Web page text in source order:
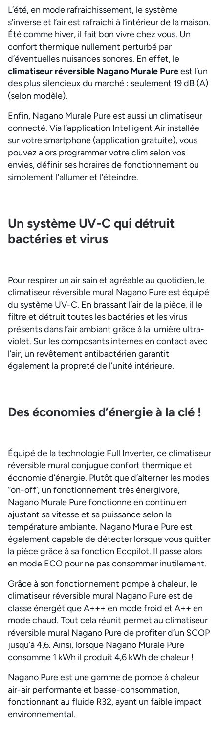
L’été, en mode rafraichissement, le système
s’inverse et l’air est rafraichi à l’intérieur de la maison.
Été comme hiver, il fait bon vivre chez vous. Un
confort thermique nullement perturbé par
d’éventuelles nuisances sonores. En effet, le
climatiseur réversible Nagano Murale Pureest l’un
des plus silencieux du marché : seulement 19 dB (A)
(selon modèle).
Enfin, Nagano Murale Pure est aussi un climatiseur
connecté. Via l’application Intelligent Air installée
sur votre smartphone (application gratuite), vous
pouvez alors programmer votre clim selon vos
envies, définir ses horaires de fonctionnement ou
simplement l’allumer et l’éteindre.
Un système UV-C qui détruit
bactéries et virus
Pour respirer un air sain et agréable au quotidien, le
climatiseur réversible mural Nagano Pure est équipé
du système UV-C. En brassant l’air de la pièce, il le
filtre et détruit toutes les bactéries et les virus
présents dans l’air ambiant grâce à la lumière ultra-
violet. Sur les composants internes en contact avec
l’air, un revêtement antibactérien garantit
également la propreté de l’unité intérieure.
Des économies d’énergie à la clé !
Équipé de la technologie Full Inverter, ce climatiseur
réversible mural conjugue confort thermique et
économie d’énergie. Plutôt que d’alterner les modes
“on-off’, un fonctionnement très énergivore,
Nagano Murale Pure fonctionne en continu en
ajustant sa vitesse et sa puissance selon la
température ambiante. Nagano Murale Pure est
également capable de détecter lorsque vous quitter
la pièce grâce à sa fonction Ecopilot. Il passe alors
en mode ECO pour ne pas consommer inutilement.
Grâce à son fonctionnement pompe à chaleur, le
climatiseur réversible mural Nagano Pure est de
classe énergétique A+++ en mode froid et A++ en
mode chaud. Tout cela réunit permet au climatiseur
réversible mural Nagano Pure de profiter d’un SCOP
jusqu’à 4,6. Ainsi, lorsque Nagano Murale Pure
consomme 1 kWh il produit 4,6 kWh de chaleur !
Nagano Pure est une gamme de pompe à chaleur
air-air performante et basse-consommation,
fonctionnant au fluide R32, ayant un faible impact
environnemental.